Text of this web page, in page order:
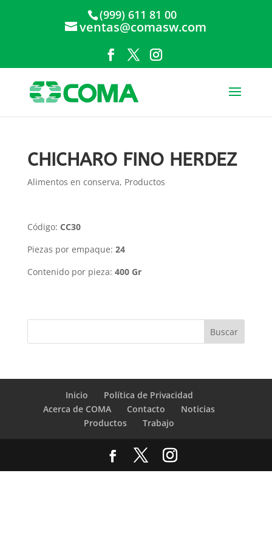
(999) 611 81 00
ventas@comasw.com
CHICHARO FINO HERDEZ
Alimentos en conserva, Productos
Código: CC30
Piezas por empaque: 24
Contenido por pieza: 400 Gr
Inicio
Política de Privacidad
Acerca de COMA
Contacto
Noticias
Productos
Trabajo